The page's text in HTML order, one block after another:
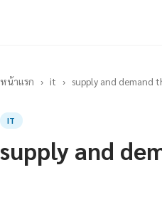
หน้าแรก › it › supply and demand
IT
supply and